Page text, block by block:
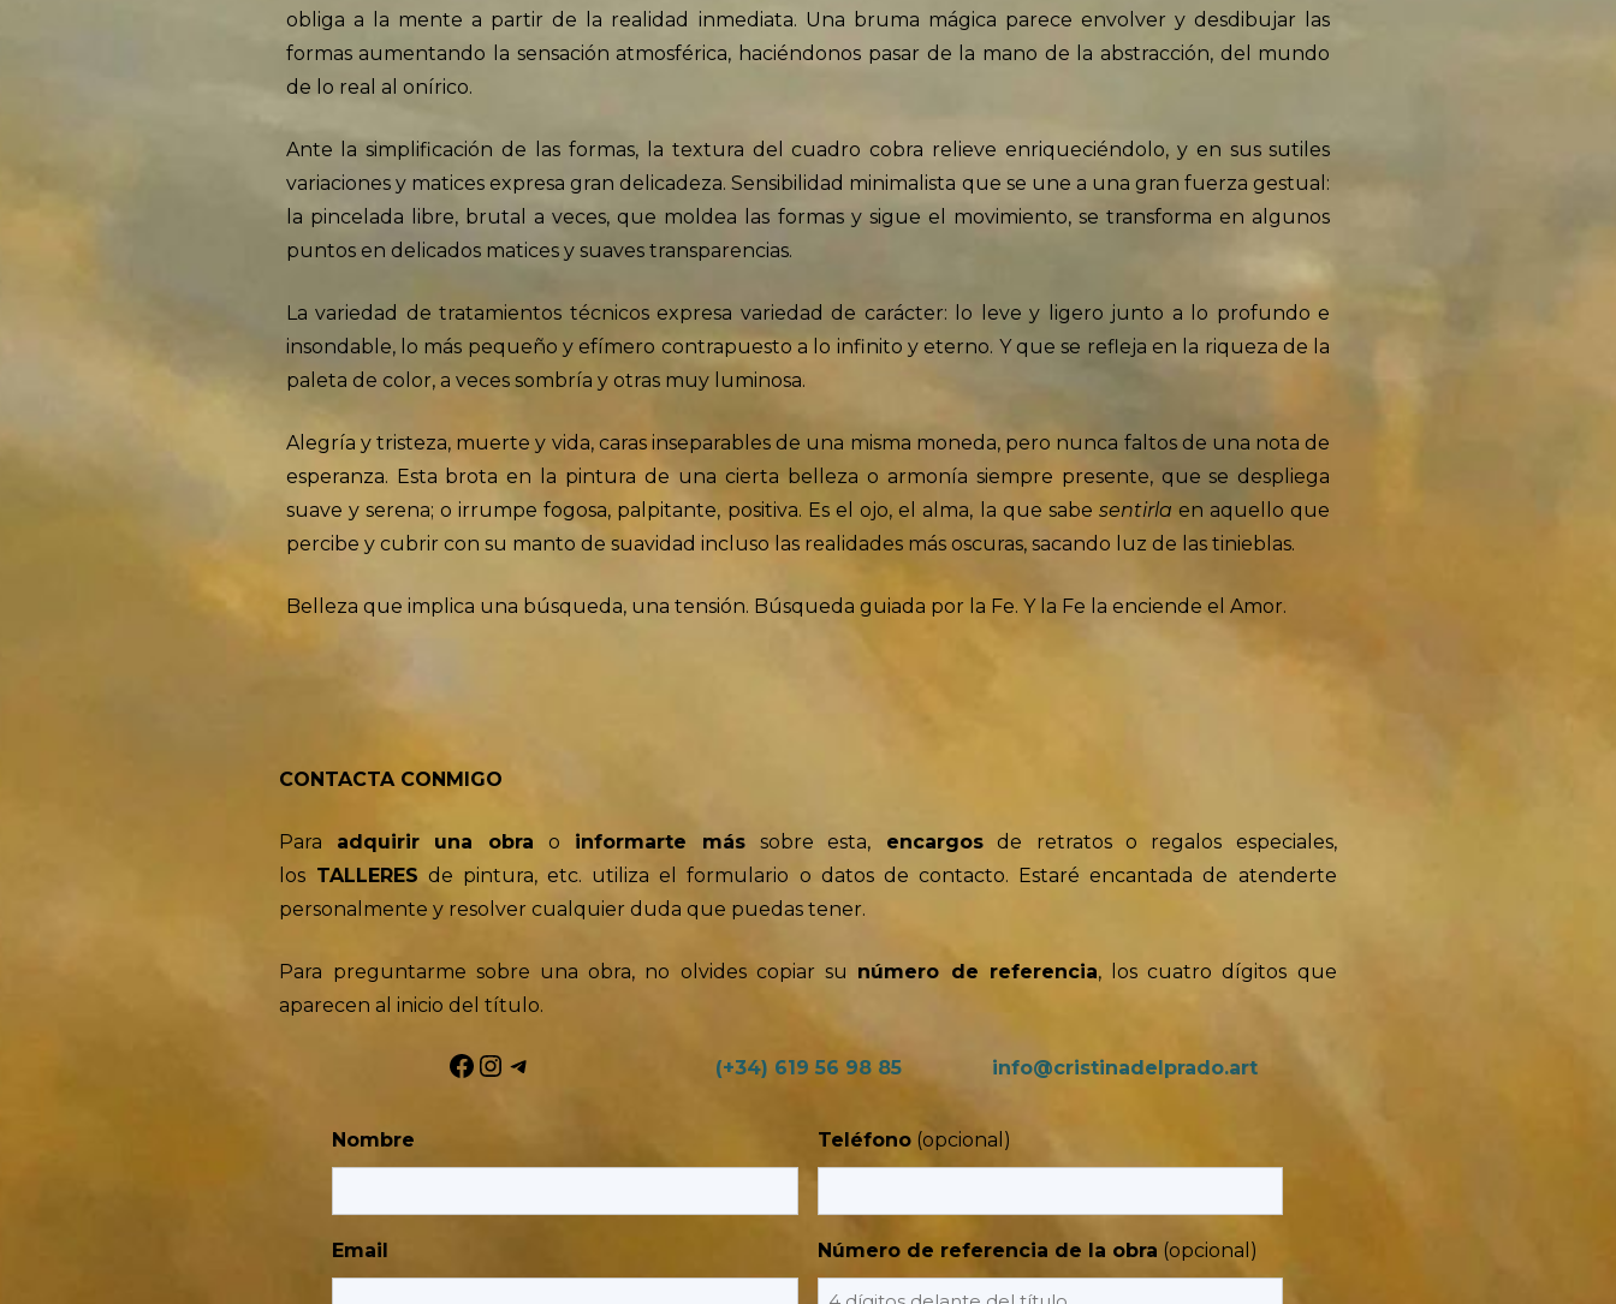
obliga a la mente a partir de la realidad inmediata. Una bruma mágica parece envolver y desdibujar las
formas aumentando la sensación atmosférica, haciéndonos pasar de la mano de la abstracción, del mundo
de lo real al onírico.
Ante la simplificación de las formas, la textura del cuadro cobra relieve enriqueciéndolo, y en sus sutiles
variaciones y matices expresa gran delicadeza. Sensibilidad minimalista que se une a una gran fuerza gestual:
la pincelada libre, brutal a veces, que moldea las formas y sigue el movimiento, se transforma en algunos
puntos en delicados matices y suaves transparencias.
La variedad de tratamientos técnicos expresa variedad de carácter: lo leve y ligero junto a lo profundo e
insondable, lo más pequeño y efímero contrapuesto a lo infinito y eterno. Y que se refleja en la riqueza de la
paleta de color, a veces sombría y otras muy luminosa.
Alegría y tristeza, muerte y vida, caras inseparables de una misma moneda, pero nunca faltos de una nota de
esperanza. Esta brota en la pintura de una cierta belleza o armonía siempre presente, que se despliega
suave y serena; o irrumpe fogosa, palpitante, positiva. Es el ojo, el alma, la que sabe sentirla en aquello que
percibe y cubrir con su manto de suavidad incluso las realidades más oscuras, sacando luz de las tinieblas.
Belleza que implica una búsqueda, una tensión. Búsqueda guiada por la Fe. Y la Fe la enciende el Amor.
CONTACTA CONMIGO
Para adquirir una obra o informarte mássobre esta, encargosde retratos o regalos especiales,
los TALLERES de pintura, etc. utiliza el formulario o datos de contacto. Estaré encantada de atenderte
personalmente y resolver cualquier duda que puedas tener.
Para preguntarme sobre una obra, no olvides copiar su número de referencia, los cuatro dígitos que
aparecen al inicio del título.
Facebook Instagram Telegram (+34) 619 56 98 85 info@cristinadelprado.art
Nombre Teléfono
Email Número de referencia de la obra